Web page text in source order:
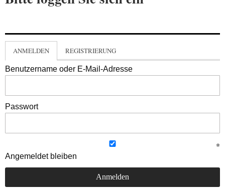
ANMELDEN REGISTRIERUNG
Benutzername oder E-Mail-Adresse
Passwort
Angemeldet bleiben